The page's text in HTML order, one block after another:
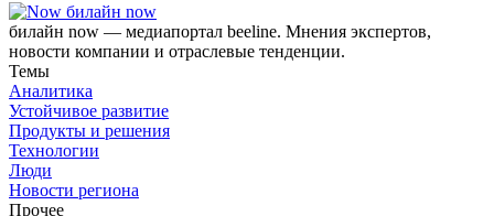
билайн now
билайн now — медиапортал beeline. Мнения экспертов,
новости компании и отраслевые тенденции.
Темы
Аналитика
Устойчивое развитие
Продукты и решения
Технологии
Люди
Новости региона
Прочее